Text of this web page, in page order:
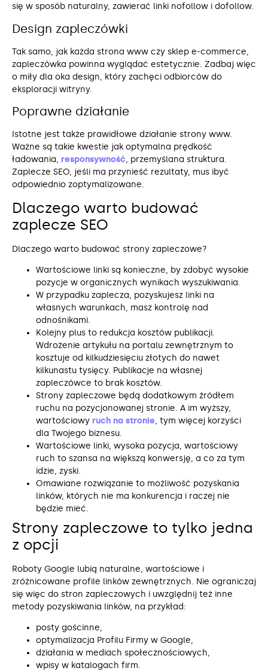
się w sposób naturalny, zawierać linki nofollow i dofollow.
Design zapleczówki
Tak samo, jak każda strona www czy sklep e-commerce,
zapleczówka powinna wyglądać estetycznie. Zadbaj więc
o miły dla oka design, który zachęci odbiorców do
eksploracji witryny.
Poprawne działanie
Istotne jest także prawidłowe działanie strony www.
Ważne są takie kwestie jak optymalna prędkość
ładowania, responsywność, przemyślana struktura.
Zaplecze SEO, jeśli ma przynieść rezultaty, mus ibyć
odpowiednio zoptymalizowane.
Dlaczego warto budować
zaplecze SEO
Dlaczego warto budować strony zapleczowe?
Wartościowe linki są konieczne, by zdobyć wysokie
pozycje w organicznych wynikach wyszukiwania.
W przypadku zaplecza, pozyskujesz linki na
własnych warunkach, masz kontrolę nad
odnośnikami.
Kolejny plus to redukcja kosztów publikacji.
Wdrożenie artykułu na portalu zewnętrznym to
kosztuje od kilkudziesięciu złotych do nawet
kilkunastu tysięcy. Publikacje na własnej
zapleczówce to brak kosztów.
Strony zapleczowe będą dodatkowym źródłem
ruchu na pozycjonowanej stronie. A im wyższy,
wartościowy ruch na stronie, tym więcej korzyści
dla Twojego biznesu.
Wartościowe linki, wysoka pozycja, wartościowy
ruch to szansa na większą konwersję, a co za tym
idzie, zyski.
Omawiane rozwiązanie to możliwość pozyskania
linków, których nie ma konkurencja i raczej nie
będzie mieć.
Strony zapleczowe to tylko jedna
z opcji
Roboty Google lubią naturalne, wartościowe i
zróżnicowane profile linków zewnętrznych. Nie ograniczaj
się więc do stron zapleczowych i uwzględnij też inne
metody pozyskiwania linków, na przykład:
posty gościnne,
optymalizacja Profilu Firmy w Google,
działania w mediach społecznościowych,
wpisy w katalogach firm.